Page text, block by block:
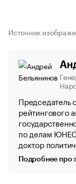
Источник
Председатель
рейтингового
по делам
доктор
Подробнее про